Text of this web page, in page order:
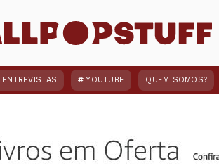
ENTREVISTAS YOUTUBE QUEM SOMOS?